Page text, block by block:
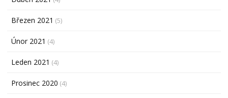
Březen 2021 (5)
Únor 2021 (4)
Leden 2021 (4)
Prosinec 2020 (4)